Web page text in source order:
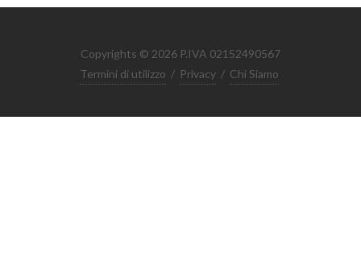
Copyrights © 2026 P.IVA 02152490567
Termini di utilizzo / Privacy / Chi Siamo